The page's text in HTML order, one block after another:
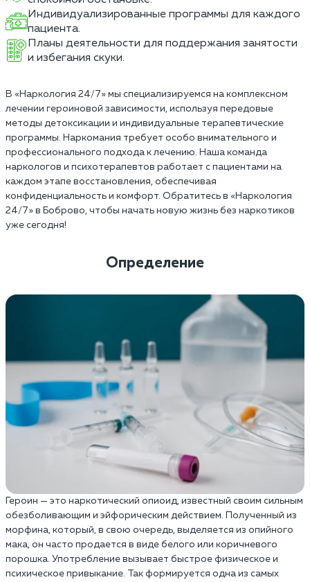
Индивидуализированные программы для каждого
пациента.
Планы деятельности для поддержания занятости
и избегания скуки.
В «Наркология 24/7» мы специализируемся на комплексном
лечении героиновой зависимости, используя передовые
методы детоксикации и индивидуальные терапевтические
программы. Наркомания требует особо внимательного и
профессионального подхода к лечению. Наша команда
наркологов и психотерапевтов работает с пациентами на
каждом этапе восстановления, обеспечивая
конфиденциальность и комфорт. Обратитесь в «Наркология
24/7» в Боброво, чтобы начать новую жизнь без наркотиков
уже сегодня!
Определение
Героин — это наркотический опиоид, известный своим сильным
обезболивающим и эйфорическим действием. Полученный из
морфина, который, в свою очередь, выделяется из опийного
мака, он часто продается в виде белого или коричневого
порошка. Употребление вызывает быстрое физическое и
психическое привыкание. Так формируется одна из самых